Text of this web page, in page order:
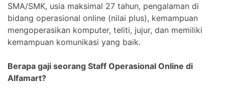
SMA/SMK, usia maksimal 27 tahun, pengalaman di
bidang operasional online (nilai plus), kemampuan
mengoperasikan komputer, teliti, jujur, dan memiliki
kemampuan komunikasi yang baik.
Berapa gaji seorang Staff Operasional Online di
Alfamart?